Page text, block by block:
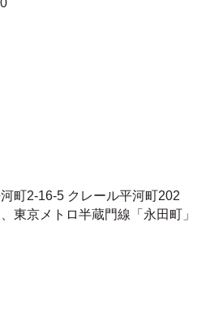
町2-16-5 クレール平河町202
東京メトロ半蔵門線「永田町」